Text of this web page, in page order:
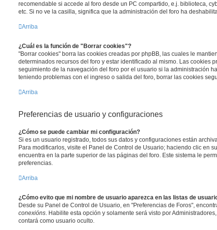
recomendable si accede al foro desde un PC compartido, e.j. biblioteca,
etc. Si no ve la casilla, significa que la administración del foro ha
Arriba
¿Cuál es la función de "Borrar cookies"?
"Borrar cookies" borra las cookies creadas por phpBB, las cuales le
determinados recursos del foro y estar identificado al mismo. Las cookies
seguimiento de la navegación del foro por el usuario si la administración
teniendo problemas con el ingreso o salida del foro, borrar las cookies
Arriba
Preferencias de usuario y configuraciones
¿Cómo se puede cambiar mi configuración?
Si es un usuario registrado, todos sus datos y configuraciones están
Para modificarlos, visite el Panel de Control de Usuario; haciendo clic en
encuentra en la parte superior de las páginas del foro. Este sistema le
preferencias.
Arriba
¿Cómo evito que mi nombre de usuario aparezca en las listas de
Desde su Panel de Control de Usuario, en "Preferencias de Foros",
conexións. Habilite esta opción y solamente será visto por
contará como usuario oculto.